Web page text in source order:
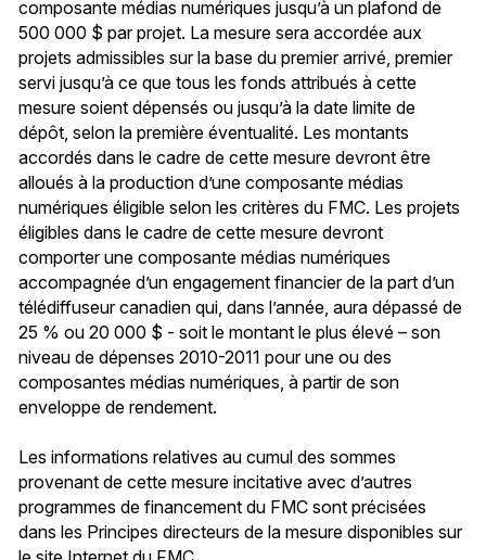
composante médias numériques jusqu’à un plafond de
500 000 $ par projet. La mesure sera accordée aux
projets admissibles sur la base du premier arrivé, premier
servi jusqu’à ce que tous les fonds attribués à cette
mesure soient dépensés ou jusqu’à la date limite de
dépôt, selon la première éventualité. Les montants
accordés dans le cadre de cette mesure devront être
alloués à la production d’une composante médias
numériques éligible selon les critères du FMC. Les projets
éligibles dans le cadre de cette mesure devront
comporter une composante médias numériques
accompagnée d’un engagement financier de la part d’un
télédiffuseur canadien qui, dans l’année, aura dépassé de
25 % ou 20 000 $ - soit le montant le plus élevé – son
niveau de dépenses 2010-2011 pour une ou des
composantes médias numériques, à partir de son
enveloppe de rendement.
Les informations relatives au cumul des sommes
provenant de cette mesure incitative avec d’autres
programmes de financement du FMC sont précisées
dans les Principes directeurs de la mesure disponibles sur